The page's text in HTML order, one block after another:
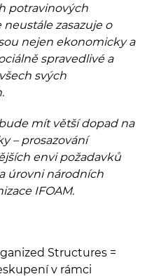
potravinových
zasazuje o
nejen ekonomicky a
spravedlivé a
svých
mít větší dopad na
– prosazování
envi požadavků
úrovni národních
IFOAM.
Structures =
v rámci